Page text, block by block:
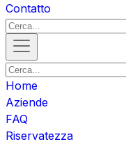
Contatto
Home
Aziende
FAQ
Riservatezza